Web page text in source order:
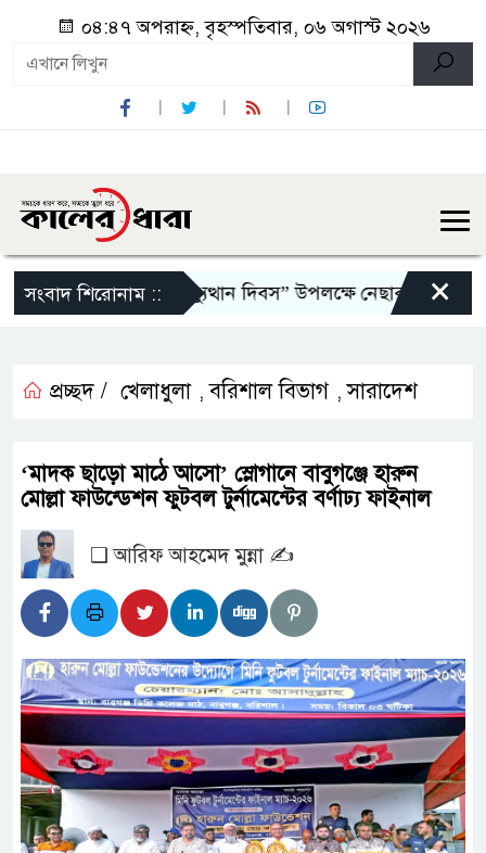
০৪:৪৭ অপরাহ্ন, বৃহস্পতিবার, ০৬ অগাস্ট ২০২৬
সংবাদ শিরোনাম ::
জুলাই গণঅভ্যুত্থান দিবস” উপলক্ষে নেছারাবাদে নানা
×
প্রচ্ছদ / খেলাধুলা ,বরিশাল বিভাগ ,সারাদেশ
‘মাদক ছাড়ো মাঠে আসো’ স্লোগানে বাবুগঞ্জে হারুন
মোল্লা ফাউন্ডেশন ফুটবল টুর্নামেন্টের বর্ণাঢ্য ফাইনাল
❑ আরিফ আহমেদ মুন্না ✍️